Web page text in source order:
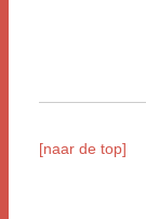
[naar de top]